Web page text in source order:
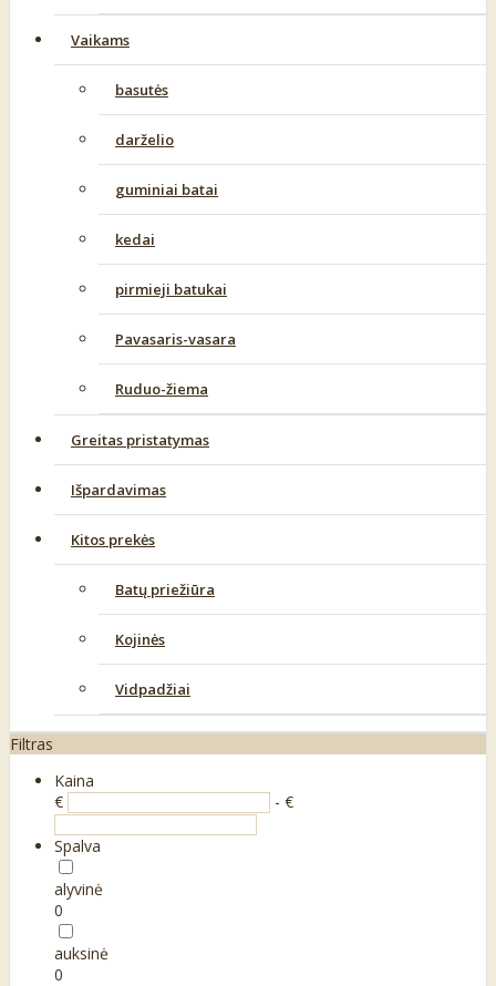
Vaikams
basutės
darželio
guminiai batai
kedai
pirmieji batukai
Pavasaris-vasara
Ruduo-žiema
Greitas pristatymas
Išpardavimas
Kitos prekės
Batų priežiūra
Kojinės
Vidpadžiai
Filtras
Kaina
€
- €
Spalva
alyvinė
0
auksinė
0